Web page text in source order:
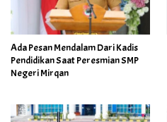
Ada Pesan Mendalam Dari Kadis
Pendidikan Saat Peresmian SMP
Negeri Mirqan